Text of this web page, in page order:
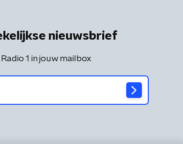
nieuwsbrief
1 in jouw mailbox